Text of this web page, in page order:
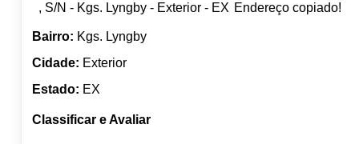
, S/N - Kgs. Lyngby - Exterior - EX Endereço copiado!
Bairro: Kgs. Lyngby
Cidade: Exterior
Estado: EX
Classificar e Avaliar